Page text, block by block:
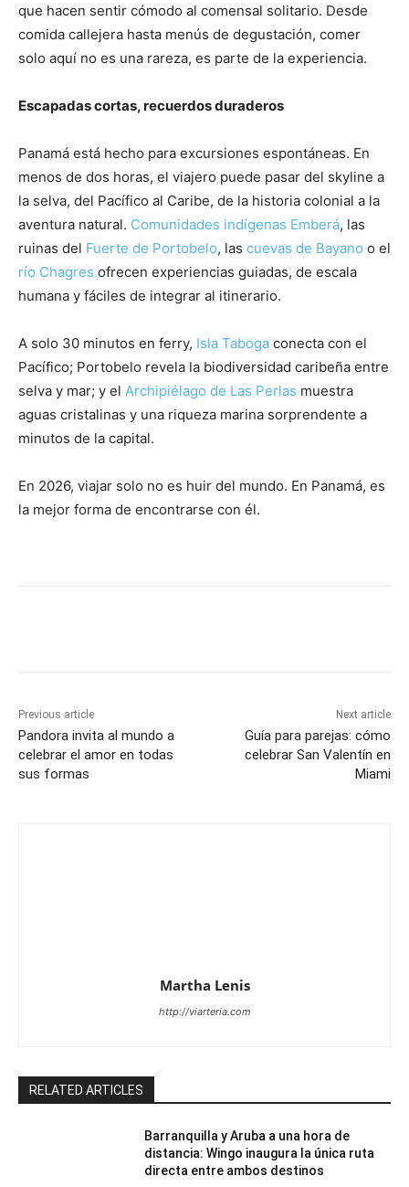
que hacen sentir cómodo al comensal solitario. Desde
comida callejera hasta menús de degustación, comer
solo aquí no es una rareza, es parte de la experiencia.
Escapadas cortas, recuerdos duraderos
Panamá está hecho para excursiones espontáneas. En
menos de dos horas, el viajero puede pasar del skyline a
la selva, del Pacífico al Caribe, de la historia colonial a la
aventura natural. Comunidades indígenas Emberá, las
ruinas del Fuerte de Portobelo, las cuevas de Bayano o el
río Chagres ofrecen experiencias guiadas, de escala
humana y fáciles de integrar al itinerario.
A solo 30 minutos en ferry, Isla Taboga conecta con el
Pacífico; Portobelo revela la biodiversidad caribeña entre
selva y mar; y el Archipiélago de Las Perlas muestra
aguas cristalinas y una riqueza marina sorprendente a
minutos de la capital.
En 2026, viajar solo no es huir del mundo. En Panamá, es
la mejor forma de encontrarse con él.
Previous article
Pandora invita al mundo a
celebrar el amor en todas
sus formas
Next article
Guía para parejas: cómo
celebrar San Valentín en
Miami
Martha Lenis
http://viarteria.com
RELATED ARTICLES
Barranquilla y Aruba a una hora de
distancia: Wingo inaugura la única ruta
directa entre ambos destinos